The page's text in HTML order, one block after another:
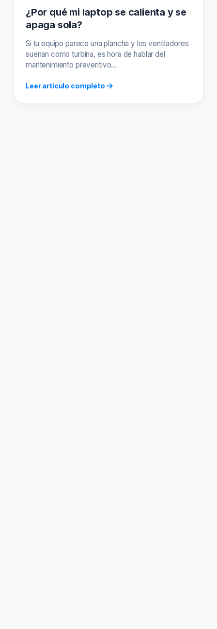
¿Por qué mi laptop se calienta y se
apaga sola?
Si tu equipo parece una plancha y los ventiladores
suenan como turbina, es hora de hablar del
mantenimiento preventivo...
Leer artículo completo